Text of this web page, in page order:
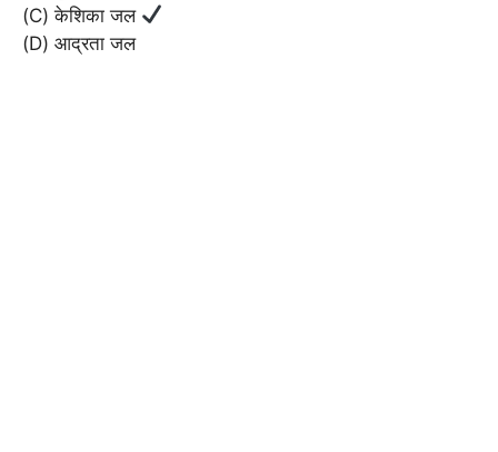
(C) केशिका जल
(D) आद्रता जल